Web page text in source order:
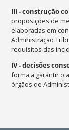
III - construção
proposições de
elaboradas em
Administração
requisitos das
IV - decisões
forma a garantir o
órgãos de